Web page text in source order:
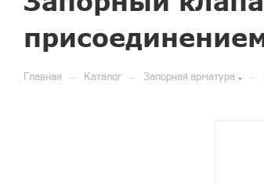
Главная — Каталог — Запорная арматура —